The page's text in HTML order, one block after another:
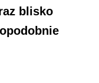
blisko